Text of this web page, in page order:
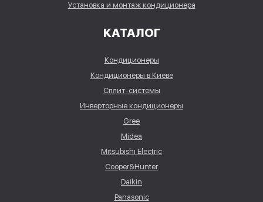
Установка и монтаж кондиционера
КАТАЛОГ
Кондиционеры
Кондиционеры в Киеве
Сплит-системы
Инверторные кондиционеры
Gree
Midea
Mitsubishi Electric
Cooper&Hunter
Daikin
Panasonic